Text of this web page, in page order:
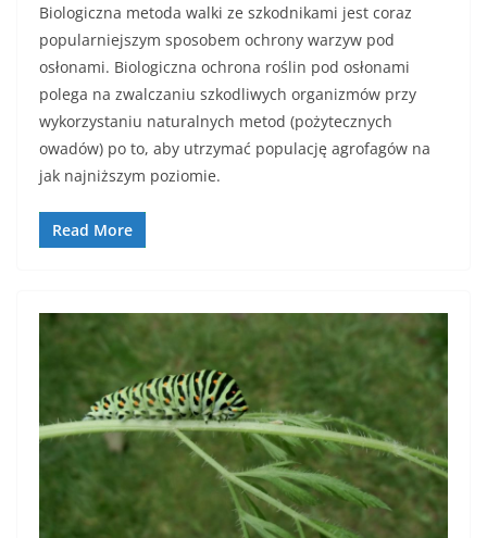
Biologiczna metoda walki ze szkodnikami jest coraz
popularniejszym sposobem ochrony warzyw pod
osłonami. Biologiczna ochrona roślin pod osłonami
polega na zwalczaniu szkodliwych organizmów przy
wykorzystaniu naturalnych metod (pożytecznych
owadów) po to, aby utrzymać populację agrofagów na
jak najniższym poziomie.
Read More